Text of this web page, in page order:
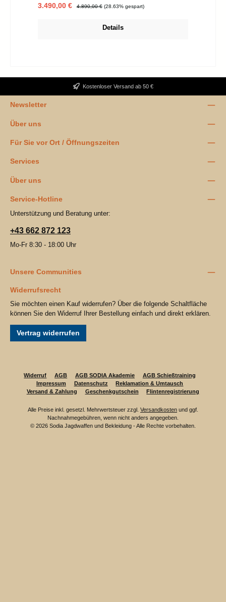
Verkaufspreis:
3.490,00 € Regulärer Preis:
4.890,00 € (28.63% gespart)
Details
Kostenloser Versand ab 50 €
Newsletter
Über uns
Für Sie vor Ort / Öffnungszeiten
Services
Über uns
Service-Hotline
Unterstützung und Beratung unter:
+43 662 872 123
Mo-Fr 8:30 - 18:00 Uhr
Unsere Communities
Widerrufsrecht
Sie möchten einen Kauf widerrufen? Über die folgende Schaltfläche
können Sie den Widerruf Ihrer Bestellung einfach und direkt erklären.
Vertrag widerrufen
Widerruf AGB AGB SODIA Akademie
AGB Schießtraining
Impressum
Datenschutz
Reklamation & Umtausch
Versand & Zahlung
Geschenkgutschein Flintenregistrierung
Alle Preise inkl. gesetzl. Mehrwertsteuer zzgl. Versandkosten und ggf.
Nachnahmegebühren, wenn nicht anders angegeben.
© 2026 Sodia Jagdwaffen und Bekleidung - Alle Rechte vorbehalten.